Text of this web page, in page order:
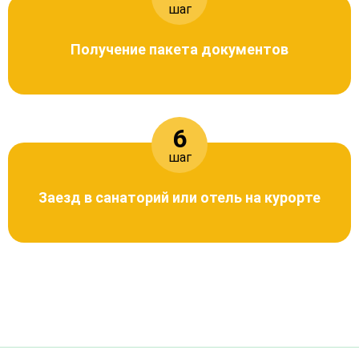
шаг
Получение пакета документов
6
шаг
Заезд в санаторий или отель на курорте